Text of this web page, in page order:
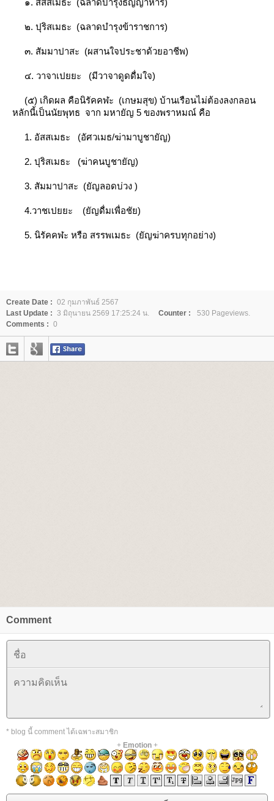
๑. สัสสเมธะ (ฉลาดบํารุงธัญญาหาร)
๒. ปุริสเมธะ (ฉลาดบํารุงข้าราชการ)
๓. สัมมาปาสะ (ผสานใจประชาด้วยอาชีพ)
๔. วาจาเปยยะ (มีวาจาดูดดื่มใจ)
(๕) เกิดผล คือนิรัคคฬะ (เกษมสุข) บ้านเรือนไม่ต้องลงกลอน
หลักนี้เป็นนัยพุทธ จาก มหายัญ 5 ของพราหมณ์ คือ
1. อัสสเมธะ (อัศวเมธ/ฆ่ามาบูชายัญ)
2. ปุริสเมธะ (ฆ่าคนบูชายัญ)
3. สัมมาปาสะ (ยัญลอดบ่วง )
4.วาชเปยยะ (ยัญดื่มเพื่อชัย)
5. นิรัคคฬะ หรือ สรรพเมธะ (ยัญฆ่าครบทุกอย่าง)
Create Date : 02 กุมภาพันธ์ 2567
Last Update : 3 มิถุนายน 2569 17:25:24 น. Counter :
530 Pageviews.
Comments : 0
Comment
* blog นี้ comment ได้เฉพาะสมาชิก
+ Emotion+